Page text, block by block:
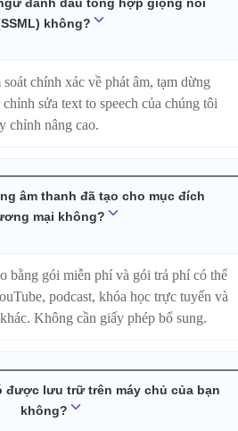
không?
chính xác về phát âm, tạm dừng
sửa text to speech của chúng tôi
chỉnh nâng cao.
âm thanh đã tạo cho mục đích
mại không?
bằng gói miễn phí và gói trả phí có thể
podcast, khóa học trực tuyến và
Không cần giấy phép bổ sung.
được lưu trữ trên máy chủ của bạn
không?